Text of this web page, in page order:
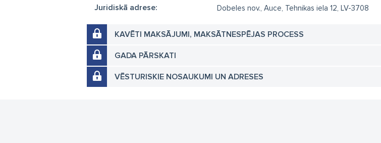
Juridiskā adrese: Dobeles nov., Auce, Tehnikas iela 12, LV-3708
KAVĒTI MAKSĀJUMI, MAKSĀTNESPĒJAS PROCESS
GADA PĀRSKATI
VĒSTURISKIE NOSAUKUMI UN ADRESES